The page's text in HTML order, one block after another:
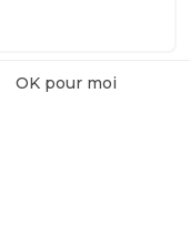
OK pour moi